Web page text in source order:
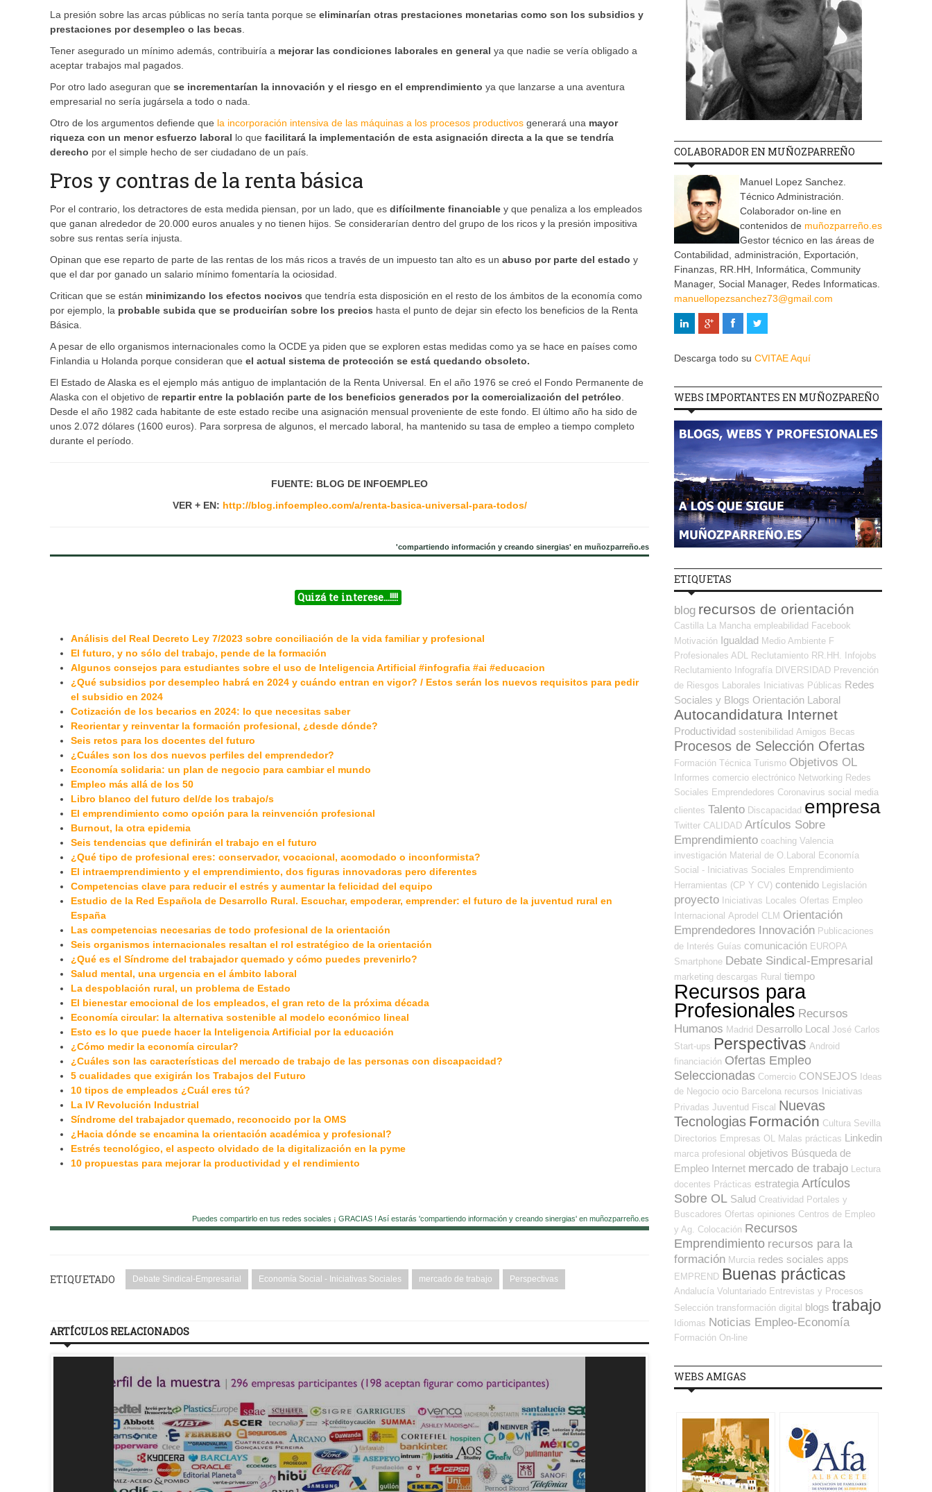
La presión sobre las arcas públicas no sería tanta porque se eliminarían otras prestaciones monetarias como son los subsidios y
prestaciones por desempleo o las becas.
Tener asegurado un mínimo además, contribuiría a mejorar las condiciones laborales en general ya que nadie se vería obligado a
aceptar trabajos mal pagados.
Por otro lado aseguran que se incrementarían la innovación y el riesgo en el emprendimiento ya que lanzarse a una aventura
empresarial no sería jugársela a todo o nada.
Otro de los argumentos defiende que la incorporación intensiva de las máquinas a los procesos productivos generará una mayor
riqueza con un menor esfuerzo laboral lo que facilitará la implementación de esta asignación directa a la que se tendría
derecho por el simple hecho de ser ciudadano de un país.
Pros y contras de la renta básica
Por el contrario, los detractores de esta medida piensan, por un lado, que es difícilmente financiable y que penaliza a los empleados
que ganan alrededor de 20.000 euros anuales y no tienen hijos. Se considerarían dentro del grupo de los ricos y la presión impositiva
sobre sus rentas sería injusta.
Opinan que ese reparto de parte de las rentas de los más ricos a través de un impuesto tan alto es un abuso por parte del estado y
que el dar por ganado un salario mínimo fomentaría la ociosidad.
Critican que se están minimizando los efectos nocivos que tendría esta disposición en el resto de los ámbitos de la economía como
por ejemplo, la probable subida que se producirían sobre los precios hasta el punto de dejar sin efecto los beneficios de la Renta
Básica.
A pesar de ello organismos internacionales como la OCDE ya piden que se exploren estas medidas como ya se hace en países como
Finlandia u Holanda porque consideran que el actual sistema de protección se está quedando obsoleto.
El Estado de Alaska es el ejemplo más antiguo de implantación de la Renta Universal. En el año 1976 se creó el Fondo Permanente de
Alaska con el objetivo de repartir entre la población parte de los beneficios generados por la comercialización del petróleo.
Desde el año 1982 cada habitante de este estado recibe una asignación mensual proveniente de este fondo. El último año ha sido de
unos 2.072 dólares (1600 euros). Para sorpresa de algunos, el mercado laboral, ha mantenido su tasa de empleo a tiempo completo
durante el período.
FUENTE: BLOG DE INFOEMPLEO
VER + EN: http://blog.infoempleo.com/a/renta-basica-universal-para-todos/
'compartiendo información y creando sinergias' en muñozparreño.es
Quizá te interese…!!!!
Análisis del Real Decreto Ley 7/2023 sobre conciliación de la vida familiar y profesional
El futuro, y no sólo del trabajo, pende de la formación
Algunos consejos para estudiantes sobre el uso de Inteligencia Artificial #infografia #ai #educacion
¿Qué subsidios por desempleo habrá en 2024 y cuándo entran en vigor? / Estos serán los nuevos requisitos para pedir
el subsidio en 2024
Cotización de los becarios en 2024: lo que necesitas saber
Reorientar y reinventar la formación profesional, ¿desde dónde?
Seis retos para los docentes del futuro
¿Cuáles son los dos nuevos perfiles del emprendedor?
Economía solidaria: un plan de negocio para cambiar el mundo
Empleo más allá de los 50
Libro blanco del futuro del/de los trabajo/s
El emprendimiento como opción para la reinvención profesional
Burnout, la otra epidemia
Seis tendencias que definirán el trabajo en el futuro
¿Qué tipo de profesional eres: conservador, vocacional, acomodado o inconformista?
El intraemprendimiento y el emprendimiento, dos figuras innovadoras pero diferentes
Competencias clave para reducir el estrés y aumentar la felicidad del equipo
Estudio de la Red Española de Desarrollo Rural. Escuchar, empoderar, emprender: el futuro de la juventud rural en
España
Las competencias necesarias de todo profesional de la orientación
Seis organismos internacionales resaltan el rol estratégico de la orientación
¿Qué es el Síndrome del trabajador quemado y cómo puedes prevenirlo?
Salud mental, una urgencia en el ámbito laboral
La despoblación rural, un problema de Estado
El bienestar emocional de los empleados, el gran reto de la próxima década
Economía circular: la alternativa sostenible al modelo económico lineal
Esto es lo que puede hacer la Inteligencia Artificial por la educación
¿Cómo medir la economía circular?
¿Cuáles son las características del mercado de trabajo de las personas con discapacidad?
5 cualidades que exigirán los Trabajos del Futuro
10 tipos de empleados ¿Cuál eres tú?
La IV Revolución Industrial
Síndrome del trabajador quemado, reconocido por la OMS
¿Hacia dónde se encamina la orientación académica y profesional?
Estrés tecnológico, el aspecto olvidado de la digitalización en la pyme
10 propuestas para mejorar la productividad y el rendimiento
Puedes compartirlo en tus redes sociales ¡ GRACIAS ! Así estarás 'compartiendo información y creando sinergias' en muñozparreño.es
ETIQUETADO Debate Sindical-Empresarial Economía Social - Iniciativas Sociales mercado de trabajo Perspectivas
ARTÍCULOS RELACIONADOS
COLABORADOR EN MUÑOZPARREÑO
Manuel Lopez Sanchez.
Técnico Administración.
Colaborador on-line en
contenidos de muñozparreño.es
Gestor técnico en las áreas de
Contabilidad, administración, Exportación,
Finanzas, RR.HH, Informática, Community
Manager, Social Manager, Redes Informaticas.
manuellopezsanchez73@gmail.com
Descarga todo su CVITAE Aquí
WEBS IMPORTANTES EN MUÑOZPAREÑO
ETIQUETAS
blog recursos de orientación
Castilla La Mancha empleabilidad Facebook
Motivación Igualdad Medio Ambiente F
Profesionales ADL
Reclutamiento RR.HH.
Infojobs
Reclutamiento Infografía DIVERSIDAD Prevención
de Riesgos Laborales
Iniciativas Públicas Redes
Sociales y Blogs Orientación Laboral
Autocandidatura Internet
Productividad sostenibilidad Amigos Becas
Procesos de Selección Ofertas
Formación Técnica Turismo Objetivos OL
Informes comercio electrónico Networking Redes
Sociales Emprendedores Coronavirus social media
clientes Talento Discapacidad empresa
Twitter CALIDAD Artículos Sobre
Emprendimiento coaching Valencia
investigación Material de O.Laboral
Economía
Social - Iniciativas Sociales Emprendimiento
Herramientas (CP Y CV) contenido Legislación
proyecto Iniciativas Locales Ofertas Empleo
Internacional Aprodel CLM Orientación
Emprendedores Innovación Publicaciones
de Interés Guías comunicación EUROPA
Smartphone Debate Sindical-Empresarial
marketing descargas Rural tiempo
Recursos para
Profesionales Recursos
Humanos Madrid Desarrollo Local José Carlos
Start-ups Perspectivas Android
financiación Ofertas Empleo
Seleccionadas Comercio CONSEJOS
Ideas
de Negocio ocio Barcelona recursos
Iniciativas
Privadas Juventud Fiscal Nuevas
Tecnologias Formación Cultura Sevilla
Directorios Empresas OL
Malas prácticas Linkedin
marca profesional objetivos Búsqueda de
Empleo Internet mercado de trabajo
Lectura
docentes Prácticas estrategia Artículos
Sobre OL Salud Creatividad Portales y
Buscadores Ofertas opiniones Centros de Empleo
y Ag. Colocación Recursos
Emprendimiento recursos para la
formación Murcia redes sociales apps
EMPREND Buenas prácticas
Andalucía Voluntariado Entrevistas y Procesos
Selección transformación digital blogs trabajo
Idiomas Noticias Empleo-Economía
Formación On-line
WEBS AMIGAS